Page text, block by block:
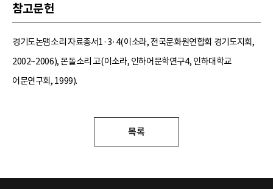
참고문헌
경기도논맴소리 자료총서1·3·4(이소라, 전국문화원연합회 경기도지회,
2002~2006), 몬돌소리 고(이소라, 인하어문학연구4, 인하대학교
어문연구회, 1999).
목록